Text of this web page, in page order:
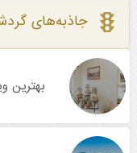
جاذبه‌های
بهترین